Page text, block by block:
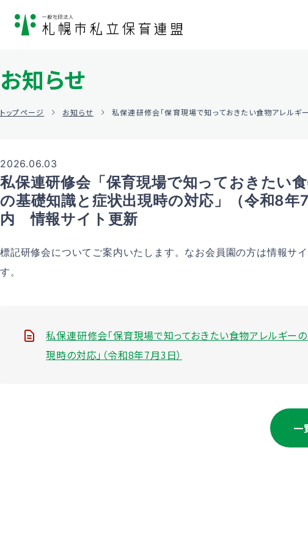
お知らせ
トップページ お知らせ 私保連研修会「保育現場で知っておきたい食物アレル
2026.06.03
私保連研修会「保育現場で知っておきたい
の基礎知識と症状出現時の対応」（令和8年
内 情報サイト更新
標記研修会についてご案内いたします。なお会員園の方は情報サ
す。
私保連研修会「保育現場で知っておきたい食物アレルギー
現時の対応」（令和8年7月3日）
一